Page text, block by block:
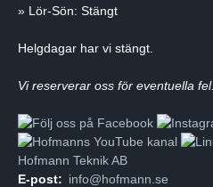
» Lör-Sön: Stängt
Helgdagar har vi stängt.
Vi reserverar oss för eventuella fel.
Hofmann Teknik AB
E-post: info@hofmann.se